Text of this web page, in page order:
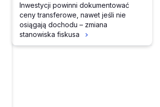
Inwestycji powinni dokumentować
ceny transferowe, nawet jeśli nie
osiągają dochodu – zmiana
stanowiska fiskusa